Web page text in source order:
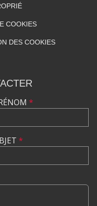
COOKIES
DES COOKIES
*
*